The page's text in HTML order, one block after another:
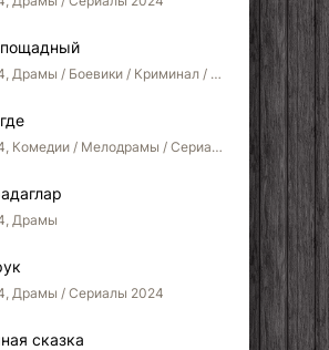
2024, Драмы / Боевики / Криминал / Сериалы 2024
2024, Комедии / Мелодрамы / Сериалы 2022
Драмы
Драмы / Сериалы 2024
сказка